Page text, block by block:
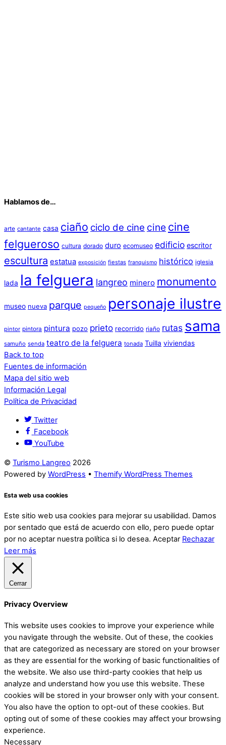
Hablamos de…
arte cantante casa ciaño ciclo de cine cine cine
felgueroso cultura dorado duro ecomuseo edificio escritor
escultura estatua exposición fiestas franquismo histórico iglesia
lada la felguera langreo minero monumento
museo nueva parque pequeño personaje ilustre
pintor pintora pintura pozo prieto recorrido riaño rutas sama
samuño senda teatro de la felguera tonada Tuilla viviendas
Back to top
Fuentes de información
Mapa del sitio web
Información Legal
Política de Privacidad
Twitter
Facebook
YouTube
© Turismo Langreo 2026
Powered by WordPress • Themify WordPress Themes
Esta web usa cookies
Este sitio web usa cookies para mejorar su usabilidad. Damos
por sentado que está de acuerdo con ello, pero puede optar
por no aceptar nuestra política si lo desea. Aceptar Rechazar
Leer más
Cerrar
Privacy Overview
This website uses cookies to improve your experience while
you navigate through the website. Out of these, the cookies
that are categorized as necessary are stored on your browser
as they are essential for the working of basic functionalities of
the website. We also use third-party cookies that help us
analyze and understand how you use this website. These
cookies will be stored in your browser only with your consent.
You also have the option to opt-out of these cookies. But
opting out of some of these cookies may affect your browsing
experience.
Necessary